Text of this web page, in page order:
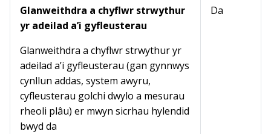
Glanweithdra a chyflwr strwythur
yr adeilad a’i gyfleusterau
Glanweithdra a chyflwr strwythur yr
adeilad a’i gyfleusterau (gan gynnwys
cynllun addas, system awyru,
cyfleusterau golchi dwylo a mesurau
rheoli plâu) er mwyn sicrhau hylendid
bwyd da
Da